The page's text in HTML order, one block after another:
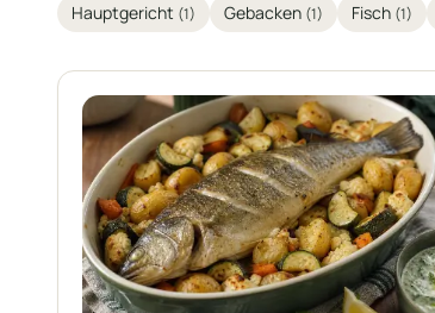
Hauptgericht (1) Gebacken (1) Fisch (1)